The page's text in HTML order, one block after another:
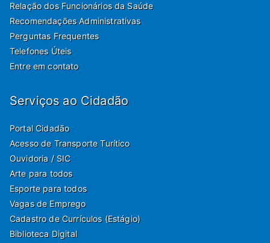
Relação dos Funcionários da Saúde
Recomendações Administrativas
Perguntas Frequentes
Telefones Úteis
Entre em contato
Serviços ao Cidadão
Portal Cidadão
Acesso de Transporte Turítico
Ouvidoria / SIC
Arte para todos
Esporte para todos
Vagas de Emprego
Cadastro de Currículos (Estágio)
Biblioteca Digital